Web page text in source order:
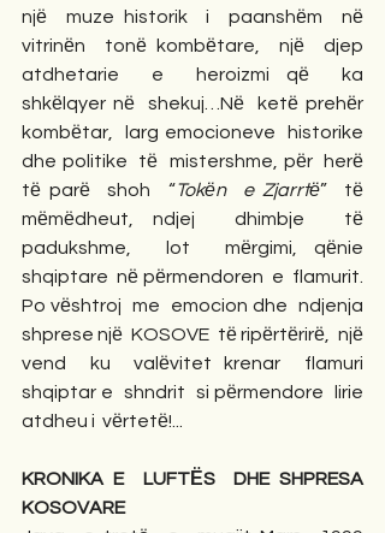
njё  muze historik  i  paanshёm  nё
vitrinёn  tonё kombёtare,  njё  djep
atdhetarie  e  heroizmi qё  ka
shkёlqyer nё  shekuj…Nё  ketё prehёr
kombёtar,  larg emocioneve  historike
dhe politike  tё  mistershme, pёr  herё
tё parё  shoh  “Tokёn  e Zjarrtё”  tё
mёmёdheut, ndjej  dhimbje  tё
padukshme,  lot  mёrgimi, qёnie
shqiptare  nё pёrmendoren  e  flamurit.
Po vёshtroj  me  emocion dhe  ndjenja
shprese njё  KOSOVE  tё ripёrtёrirё,  njё
vend  ku  valёvitet krenar  flamuri
shqiptar e  shndrit  si pёrmendore  lirie
atdheu i  vёrtetё!...
KRONIKA E  LUFTЁS  DHE SHPRESA
KOSOVARE